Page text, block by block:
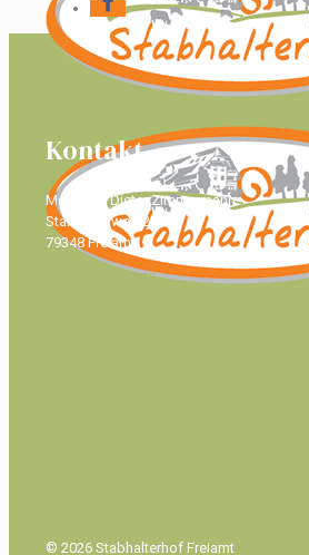
Kontakt
Monika & Dieter Zimmermann
Stabhalterweg 2
79348 Freiamt
+ 49 7645 913333
© 2026 Stabhalterhof Freiamt